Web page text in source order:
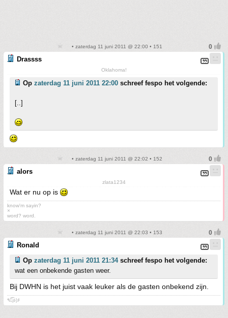
• zaterdag 11 juni 2011 @ 22:00 • 151
Drassss
Oklahoma!
Op zaterdag 11 juni 2011 22:00 schreef fespo het volgende:
[..]
• zaterdag 11 juni 2011 @ 22:02 • 152
alors
zlata1234
Wat er nu op is
know'm sayin?
×
word? word.
• zaterdag 11 juni 2011 @ 22:03 • 153
Ronald
Op zaterdag 11 juni 2011 21:34schreef fespo het volgende:
wat een onbekende gasten weer.
Bij DWHN is het juist vaak leuker als de gasten onbekend zijn.
٩๏̯͡๏)۶